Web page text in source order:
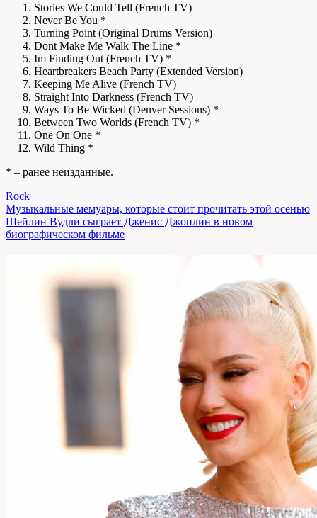
Stories We Could Tell (French TV)
Never Be You *
Turning Point (Original Drums Version)
Dont Make Me Walk The Line *
Im Finding Out (French TV) *
Heartbreakers Beach Party (Extended Version)
Keeping Me Alive (French TV)
Straight Into Darkness (French TV)
Ways To Be Wicked (Denver Sessions) *
Between Two Worlds (French TV) *
One On One *
Wild Thing *
* – ранее неизданные.
Rock
Навигация
по
Музыкальные мемуары, которые стоит прочитать этой осенью
Шейлин Вудли сыграет Дженис Джоплин в новом
биографическом фильме